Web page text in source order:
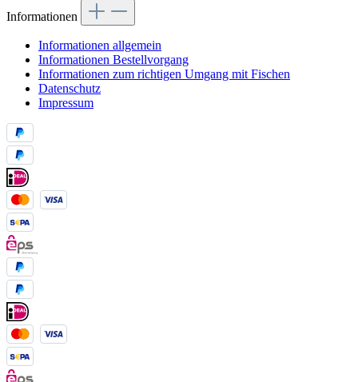
Informationen
Informationen allgemein
Informationen Bestellvorgang
Informationen zum richtigen Umgang mit Fischen
Datenschutz
Impressum